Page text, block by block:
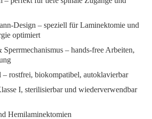
Design – speziell für Laminektomie und
optimiert
– hands-free Arbeiten,
– rostfrei, biokompatibel, autoklavierbar
I, sterilisierbar und wiederverwendbar
Hemilaminektomien